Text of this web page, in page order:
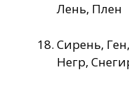
Лень, Плен
Сирень,
Негр,